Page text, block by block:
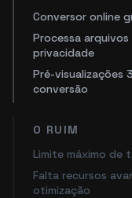
Conversor online
Processa
privacidade
Pré-visualizações
conversão
O RUIM
Limite máximo de
Falta recursos
otimização